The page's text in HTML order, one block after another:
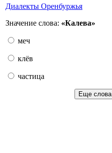
Диалекты Оренбуржья
Значение слова: «Калева»
меч
клёв
частица
Еще слова